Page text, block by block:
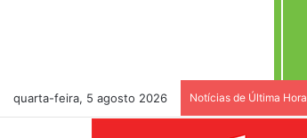
quarta-feira, 5 agosto 2026 Notícias de Última Hora